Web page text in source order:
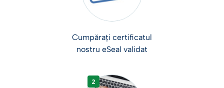
Cumpărați certificatul
nostru eSeal validat